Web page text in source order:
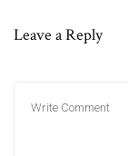
Leave a Reply